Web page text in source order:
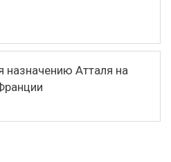
назначению Атталя на